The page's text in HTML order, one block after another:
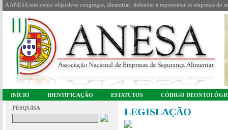
A ANESA tem como objectivos congregar, dinamizar, defender e representar as empresas
INÍCIO IDENTIFICAÇÃO ESTATUTOS CÓDIGO
PESQUISA LEGISLAÇÃO